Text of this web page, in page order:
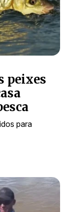
peixes
para